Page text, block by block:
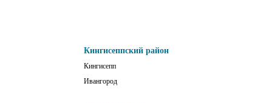
Кингисеппский район
Кингисепп
Ивангород